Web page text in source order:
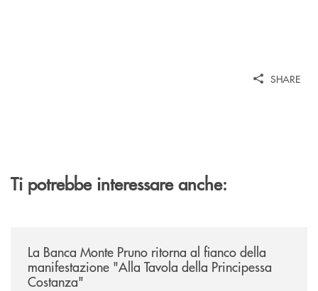
SHARE
Ti potrebbe interessare anche:
La Banca Monte Pruno ritorna al fianco della
manifestazione "Alla Tavola della Principessa
Costanza"